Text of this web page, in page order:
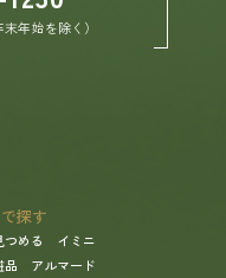
探す
つめる イミニ
品 アルマード
年始を除く）